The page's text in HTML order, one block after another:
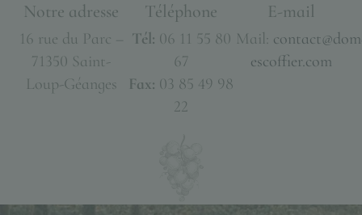
Notre adresse
16 rue du Parc –
71350 Saint-
Loup-Géanges
Téléphone
Tél: 06 11 55 80
67
Fax: 03 85 49 98
22
E-mail
Mail:
escoffier.com